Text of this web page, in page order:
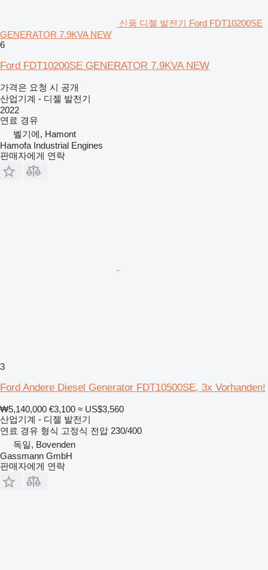
신품 디젤 발전기 Ford FDT10200SE
GENERATOR 7.9KVA NEW
6
Ford FDT10200SE GENERATOR 7.9KVA NEW
가격은 요청 시 공개
산업기계 - 디젤 발전기
2022
연료 경유
벨기에, Hamont
Hamofa Industrial Engines
판매자에게 연락
3
Ford Andere Diesel Generator FDT10500SE, 3x Vorhanden!
₩5,140,000 €3,100 ≈ US$3,560
산업기계 - 디젤 발전기
연료 경유 형식 고정식 전압 230/400
독일, Bovenden
Gassmann GmbH
판매자에게 연락